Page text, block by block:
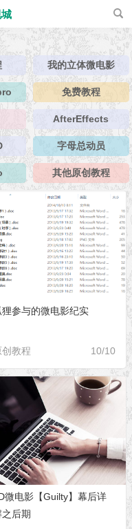
我的立体微电影
免费教程
AfterEffects
字母总动员
其他原创教程
狸参与的微电影纪实
创教程 10/10
微电影【Guilty】幕后详
之后期